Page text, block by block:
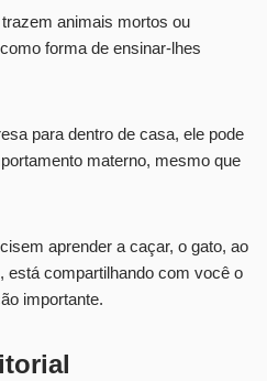
animais mortos ou
forma de ensinar-lhes
para dentro de casa, ele pode
materno, mesmo que
aprender a caçar, o gato, ao
está compartilhando com você o
importante.